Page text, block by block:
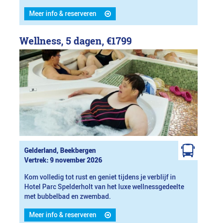
Meer info & reserveren
Wellness, 5 dagen, €1799
Gelderland, Beekbergen
Vertrek: 9 november 2026
Kom volledig tot rust en geniet tijdens je verblijf in
Hotel Parc Spelderholt van het luxe wellnessgedeelte
met bubbelbad en zwembad.
Meer info & reserveren